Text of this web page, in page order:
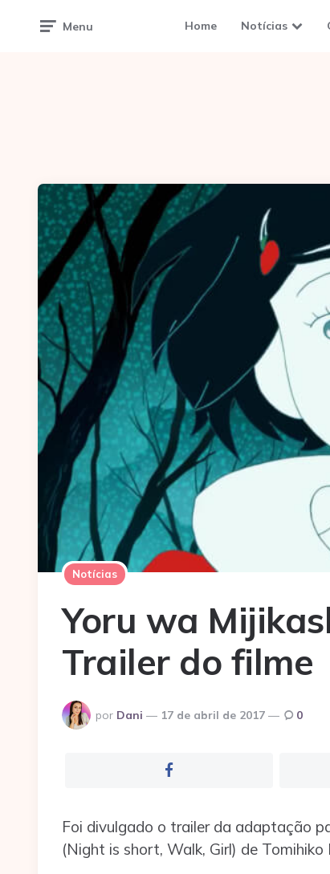
Menu Home Notícias
Notícias
Yoru wa
Trailer do filme
Postado
por
por Dani 17 de abril de 2017 0
Foi divulgado o trailer da adaptação
(Night is short, Walk, Girl) de Tomihiko